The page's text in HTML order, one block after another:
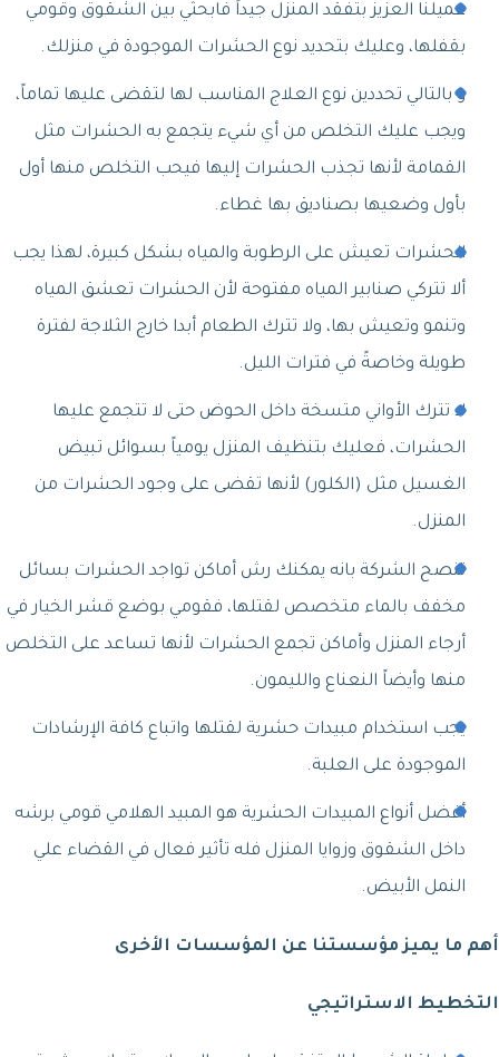
عميلنا العزيز بتفقد المنزل جيداً فابحثي بين الشقوق وقومي
بقفلها، وعليك بتحديد نوع الحشرات الموجودة في منزلك.
و بالتالي تحددين نوع العلاج المناسب لها لتقضى عليها تماماً،
ويجب عليك التخلص من أي شيء يتجمع به الحشرات مثل
القمامة لأنها تجذب الحشرات إليها فيحب التخلص منها أول
بأول وضعيها بصناديق بها غطاء.
الحشرات تعيش على الرطوبة والمياه بشكل كبيرة، لهذا يجب
ألا تتركي صنابير المياه مفتوحة لأن الحشرات تعشق المياه
وتنمو وتعيش بها، ولا تترك الطعام أبدا خارج الثلاجة لفترة
طويلة وخاصةً في فترات الليل.
لا تترك الأواني متسخة داخل الحوض حتى لا تتجمع عليها
الحشرات، فعليك بتنظيف المنزل يومياً بسوائل تبيض
الغسيل مثل (الكلور) لأنها تقضى على وجود الحشرات من
المنزل.
تنصح الشركة بانه يمكنك رش أماكن تواجد الحشرات بسائل
مخفف بالماء متخصص لقتلها، فقومي بوضع قشر الخيار في
أرجاء المنزل وأماكن تجمع الحشرات لأنها تساعد على التخلص
منها وأيضاً النعناع والليمون.
يجب استخدام مبيدات حشرية لقتلها واتباع كافة الإرشادات
الموجودة على العلبة.
أفضل أنواع المبيدات الحشرية هو المبيد الهلامي قومي برشه
داخل الشقوق وزوايا المنزل فله تأثير فعال في القضاء علي
النمل الأبيض.
أهم ما يميز مؤسستنا عن المؤسسات الأخرى
التخطيط الاستراتيجي